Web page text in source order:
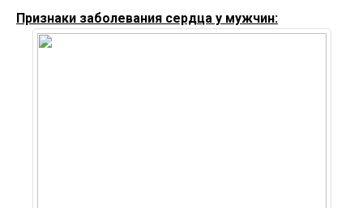
Признаки заболевания сердца у мужчин: